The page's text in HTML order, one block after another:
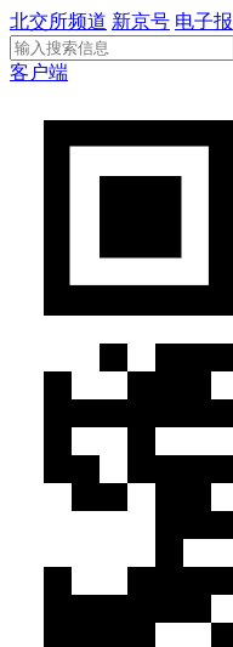
北交所频道 新京号 电子报
客户端